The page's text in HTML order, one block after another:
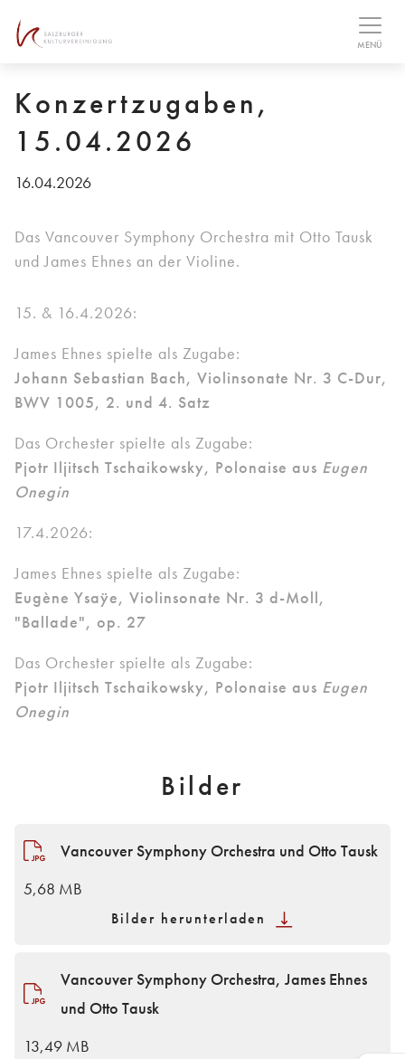
MENÜ
Konzertzugaben,
15.04.2026
16.04.2026
Das Vancouver Symphony Orchestra mit Otto Tausk
und James Ehnes an der Violine.
15. & 16.4.2026:
James Ehnes spielte als Zugabe:
Johann Sebastian Bach, Violinsonate Nr. 3 C-Dur,
BWV 1005, 2. und 4. Satz
Das Orchester spielte als Zugabe:
Pjotr Iljitsch Tschaikowsky, Polonaise aus Eugen
Onegin
17.4.2026:
James Ehnes spielte als Zugabe:
Eugène Ysaÿe, Violinsonate Nr. 3 d-Moll,
"Ballade", op. 27
Das Orchester spielte als Zugabe:
Pjotr Iljitsch Tschaikowsky, Polonaise aus Eugen
Onegin
Bilder
Vancouver Symphony Orchestra und Otto Tausk
5,68 MB
Bilder herunterladen
Vancouver Symphony Orchestra, James Ehnes
und Otto Tausk
13,49 MB